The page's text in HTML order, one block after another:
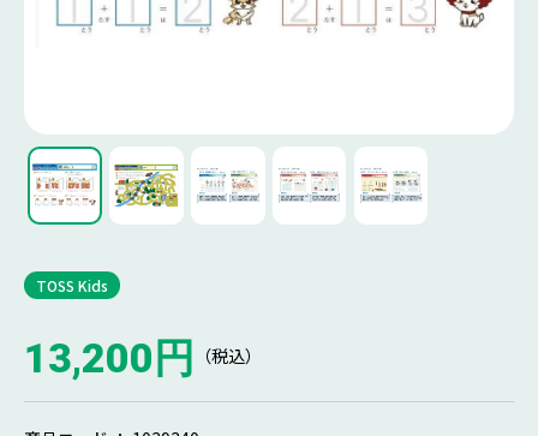
TOSS Kids
13,200円 （税込）